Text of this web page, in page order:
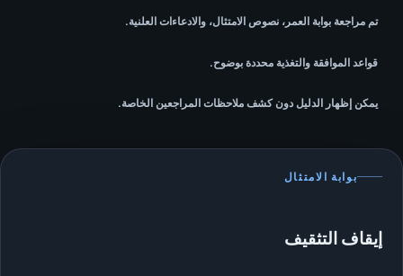
تم مراجعة بوابة العمر، نصوص الامتثال، والادعاءات العلنية.
قواعد الموافقة والتغذية محددة بوضوح.
يمكن إظهار الدليل دون كشف ملاحظات المراجعين الخاصة.
بوابة الامتثال
إيقاف التثقيف